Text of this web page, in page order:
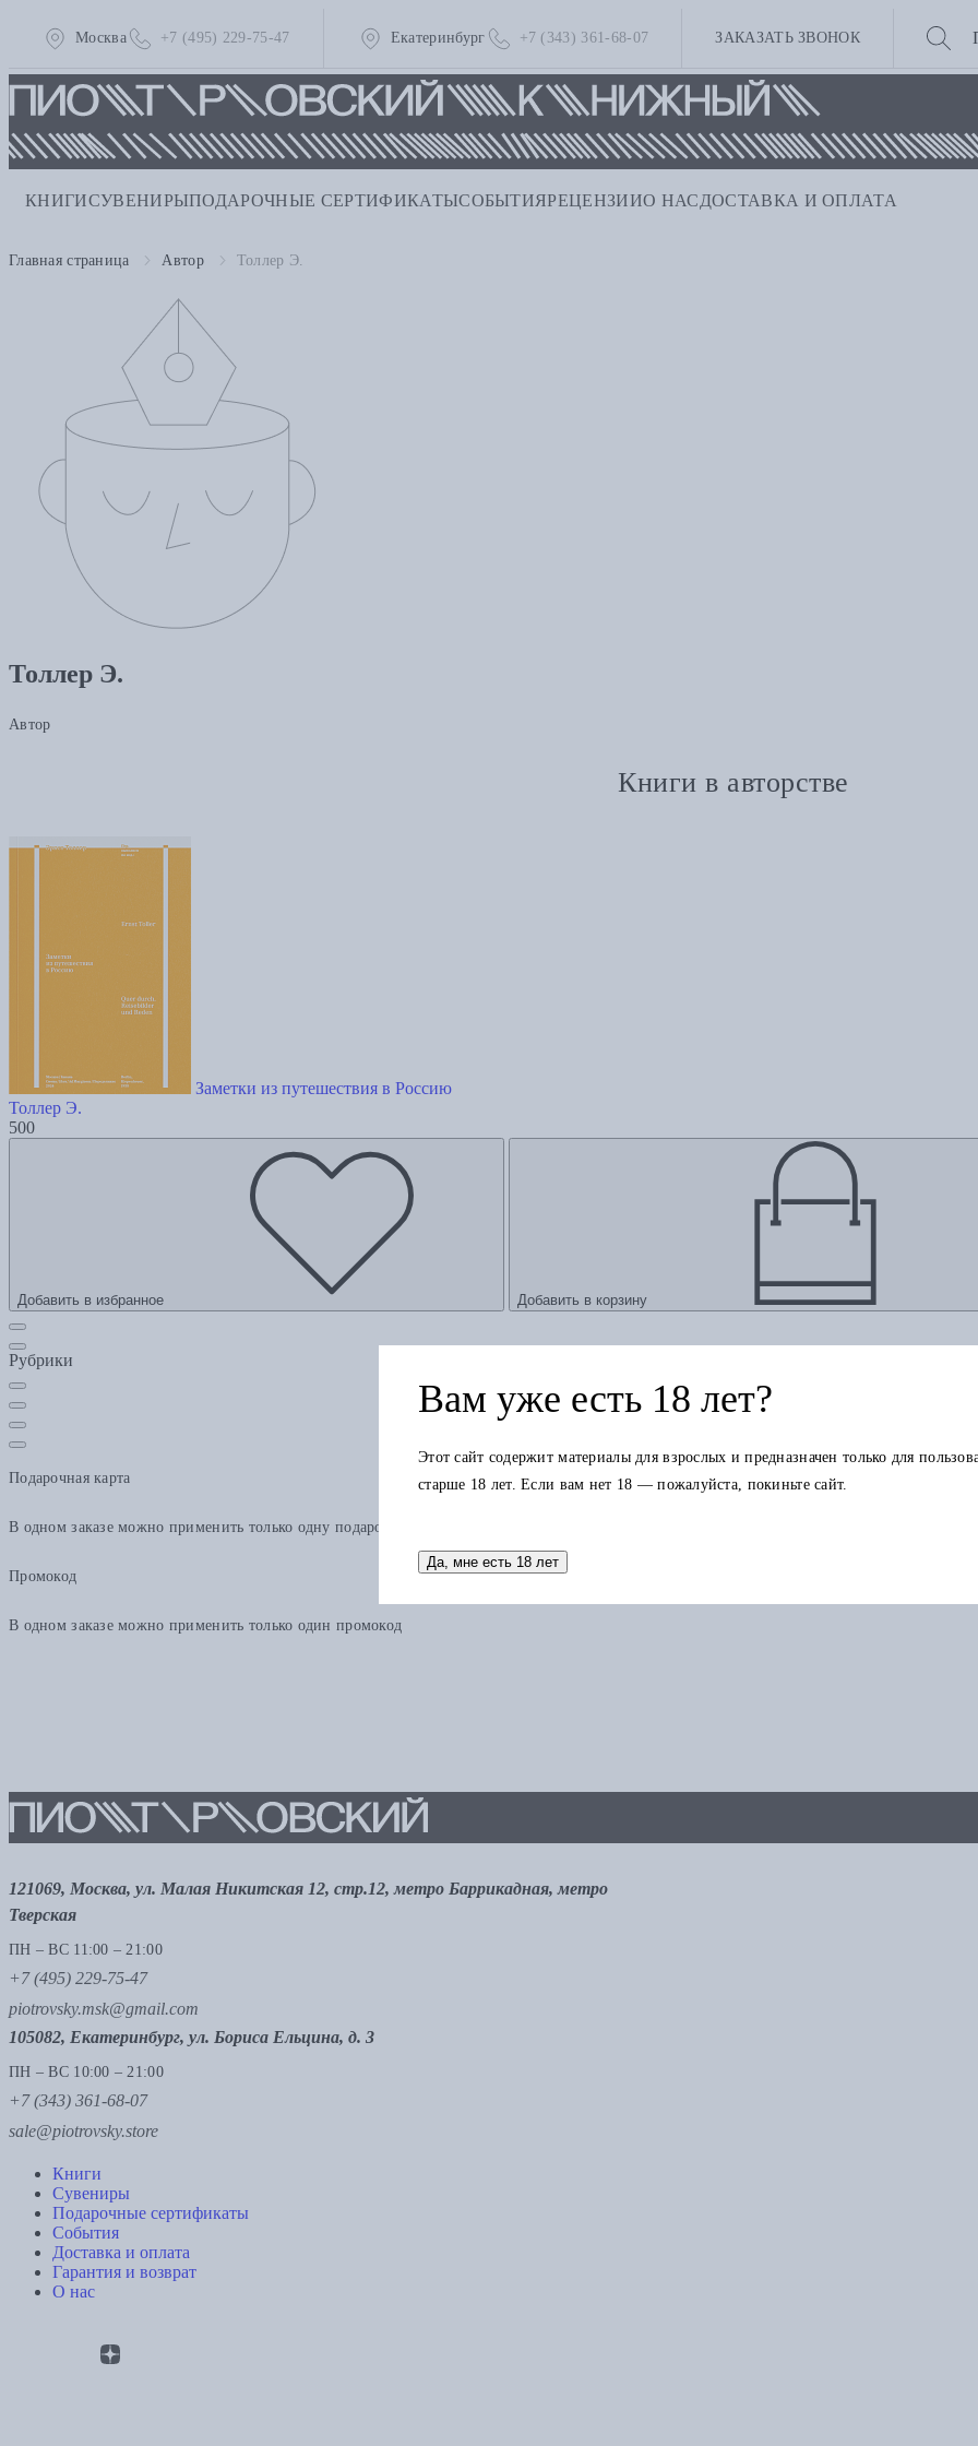
Москва +7 (495) 229-75-47 Екатеринбург +7 (343) 361-68-07 ЗАКАЗАТЬ ЗВОНОК
КНИГИСУВЕНИРЫПОДАРОЧНЫЕ СЕРТИФИКАТЫСОБЫТИЯРЕЦЕНЗИИО НАС ДОСТАВКА И ОПЛАТА
Главная страница Автор Толлер Э.
Толлер Э.
Автор
Книги в авторстве
Заметки из путешествия в Россию
Толлер Э.
500
Добавить в избранное Добавить в корзину
Рубрики
Подарочная карта
В одном заказе можно применить только одну подарочную карту. Остаток по карте можно использовать в других заказах.
Промокод
В одном заказе можно применить только один промокод
121069, Москва, ул. Малая Никитская 12, стр.12, метро Баррикадная, метро
Тверская
ПН – ВС 11:00 – 21:00
+7 (495) 229-75-47
piotrovsky.msk@gmail.com
105082, Екатеринбург, ул. Бориса Ельцина, д. 3
ПН – ВС 10:00 – 21:00
+7 (343) 361-68-07
sale@piotrovsky.store
Книги
Сувениры
Подарочные сертификаты
События
Доставка и оплата
Гарантия и возврат
О нас
Вам уже есть 18 лет?
Этот сайт содержит материалы для взрослых и предназначен только для
старше 18 лет. Если вам нет 18 — пожалуйста, покиньте сайт.
Да, мне есть 18 лет